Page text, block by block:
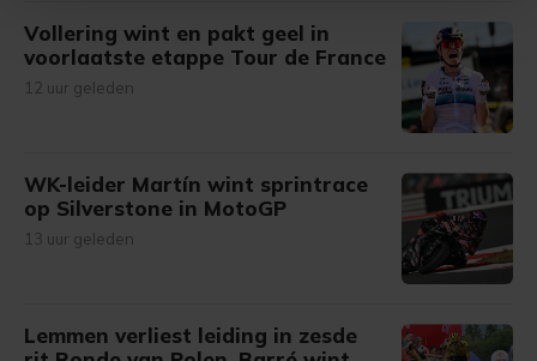
Met cookies werkt onze website beter en wordt jouw
bezoek makkelijker en persoonlijker. Op
onze cookiepagina kun je ons cookiebeleid bekijken en je
Vollering wint en pakt geel in
voorlaatste etappe Tour de France
12 uur geleden
WK-leider Martín wint sprintrace
op Silverstone in MotoGP
13 uur geleden
Lemmen verliest leiding in zesde